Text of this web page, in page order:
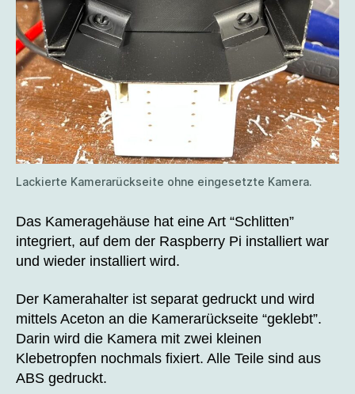
Lackierte Kamerarückseite ohne eingesetzte Kamera.
Das Kameragehäuse hat eine Art “Schlitten”
integriert, auf dem der Raspberry Pi installiert war
und wieder installiert wird.
Der Kamerahalter ist separat gedruckt und wird
mittels Aceton an die Kamerarückseite “geklebt”.
Darin wird die Kamera mit zwei kleinen
Klebetropfen nochmals fixiert. Alle Teile sind aus
ABS gedruckt.